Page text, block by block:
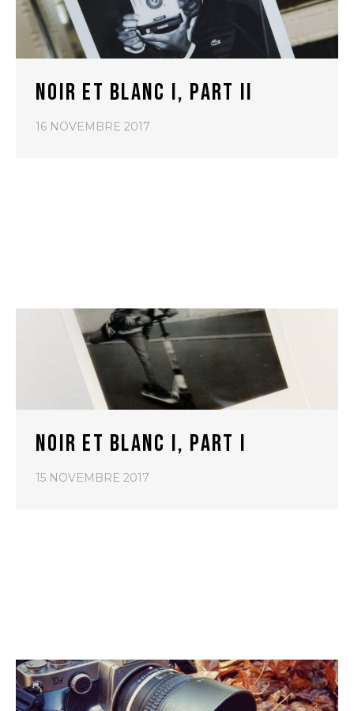
NOIR ET BLANC I, PART II
16 NOVEMBRE 2017
NOIR ET BLANC I, PART I
15 NOVEMBRE 2017